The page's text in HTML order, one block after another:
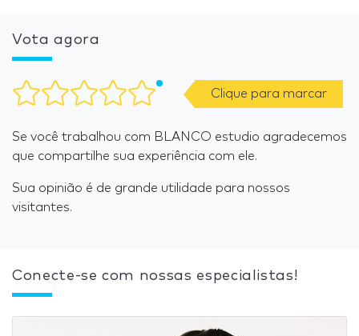
Vota agora
Clique para marcar
Se você trabalhou com BLANCO estudio agradecemos
que compartilhe sua experiência com ele.
Sua opinião é de grande utilidade para nossos
visitantes.
Conecte-se com nossas especialistas!